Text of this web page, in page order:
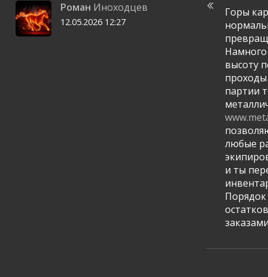
Роман Иноходцев
12.05.2026 12:27
Горы
высоту
партии
любые
и ты
Порядок